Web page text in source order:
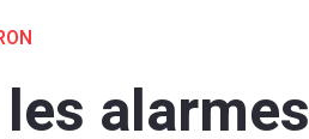
alarmes